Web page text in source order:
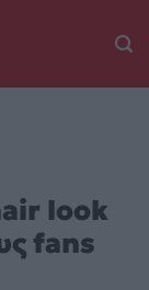
look
fans